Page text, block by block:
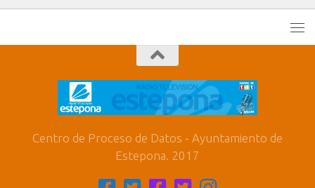
Centro de Proceso de Datos - Ayuntamiento de
Estepona. 2017